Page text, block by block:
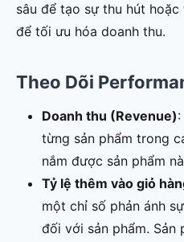
sâu để tạo sự thu hút
để tối ưu hóa doanh thu.
Theo Dõi
Doanh thu (Revenue)
từng sản phẩm trong
nắm được sản phẩm
Tỷ lệ thêm vào giỏ
một chỉ số phản ánh
đối với sản phẩm. Sản